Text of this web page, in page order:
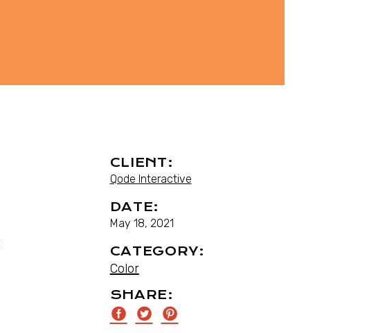
CLIENT:
Qode Interactive
DATE:
May 18, 2021
CATEGORY:
Color
SHARE: